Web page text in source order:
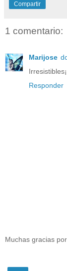
Compartir
1 comentario:
Marijose
Responder
Muchas gracias